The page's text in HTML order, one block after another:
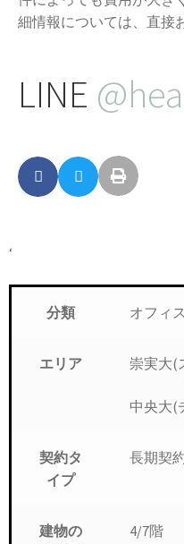
細情報については、直接
LINE
‘
分類 オフィ
エリア 崇実大(
中央大(
契約タ
イプ
長期契
建物の
4/7階